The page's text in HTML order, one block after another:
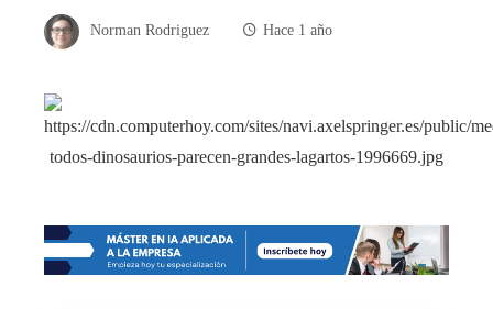
Norman Rodriguez Hace 1 año